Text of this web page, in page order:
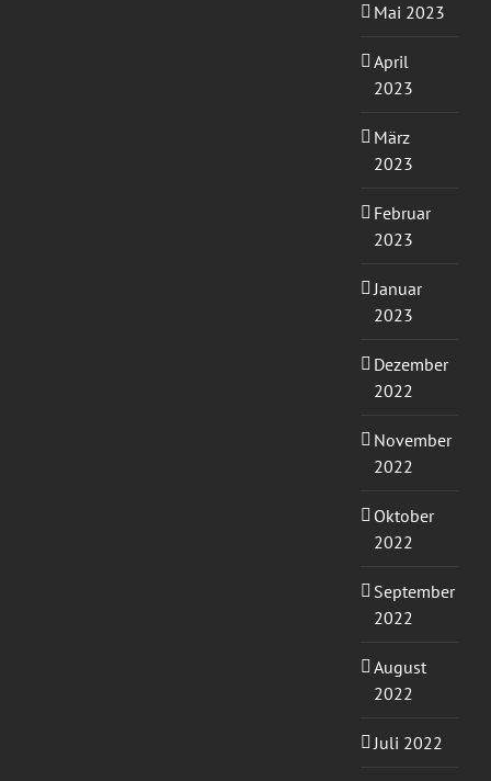
Mai 2023
April
2023
März
2023
Februar
2023
Januar
2023
Dezember
2022
November
2022
Oktober
2022
September
2022
August
2022
Juli 2022